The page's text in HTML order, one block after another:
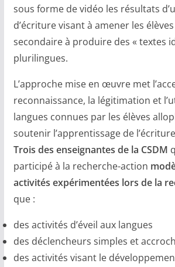
sous forme de vidéo les résultats
d’écriture visant à amener les
secondaire à produire des « textes
plurilingues.
L’approche mise en œuvre met
reconnaissance, la légitimation et
langues connues par les élèves
soutenir l’apprentissage de
Trois des enseignantes de la CSDM
participé à la recherche-action
activités expérimentées lors de la
que :
des activités d’éveil aux langues
des déclencheurs simples et
des activités visant le